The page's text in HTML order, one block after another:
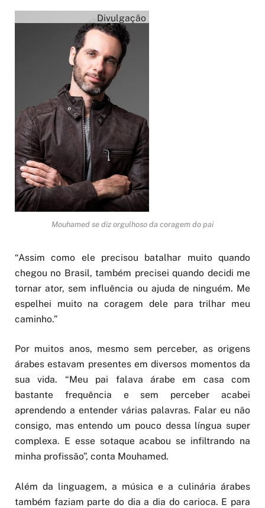
Divulgação
Mouhamed se diz orgulhoso da coragem do pai
“Assim como ele precisou batalhar muito quando
chegou no Brasil, também precisei quando decidi me
tornar ator, sem influência ou ajuda de ninguém. Me
espelhei muito na coragem dele para trilhar meu
caminho.”
Por muitos anos, mesmo sem perceber, as origens
árabes estavam presentes em diversos momentos da
sua vida. “Meu pai falava árabe em casa com
bastante frequência e sem perceber acabei
aprendendo a entender várias palavras. Falar eu não
consigo, mas entendo um pouco dessa língua super
complexa. E esse sotaque acabou se infiltrando na
minha profissão”, conta Mouhamed.
Além da linguagem, a música e a culinária árabes
também faziam parte do dia a dia do carioca. E para